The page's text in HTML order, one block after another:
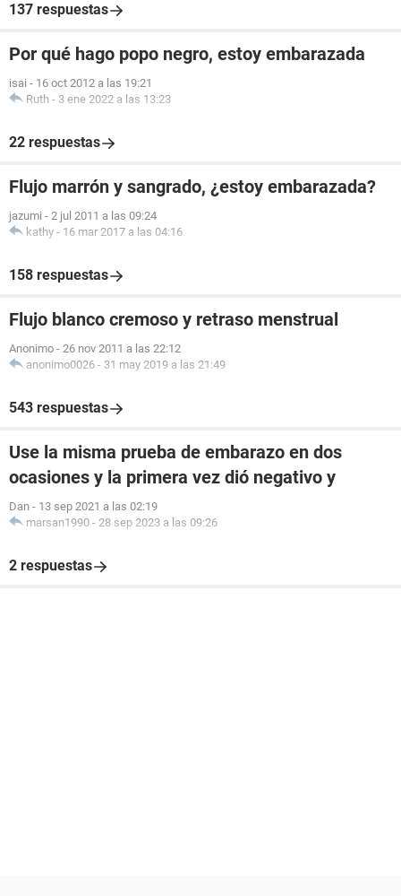
137 respuestas
Por qué hago popo negro, estoy embarazada
isai - 16 oct 2012 a las 19:21
Ruth - 3 ene 2022 a las 13:23
22 respuestas
Flujo marrón y sangrado, ¿estoy embarazada?
jazumi - 2 jul 2011 a las 09:24
kathy - 16 mar 2017 a las 04:16
158 respuestas
Flujo blanco cremoso y retraso menstrual
Anonimo - 26 nov 2011 a las 22:12
anonimo0026 - 31 may 2019 a las 21:49
543 respuestas
Use la misma prueba de embarazo en dos
ocasiones y la primera vez dió negativo y
Dan - 13 sep 2021 a las 02:19
marsan1990 - 28 sep 2023 a las 09:26
2 respuestas